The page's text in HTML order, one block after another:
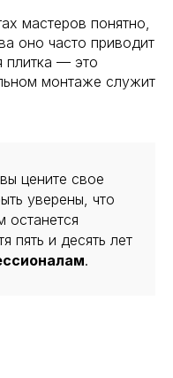
мастеров понятно,
оно часто приводит
плитка — это
монтаже служит
цените свое
уверены, что
пять и десять лет
.